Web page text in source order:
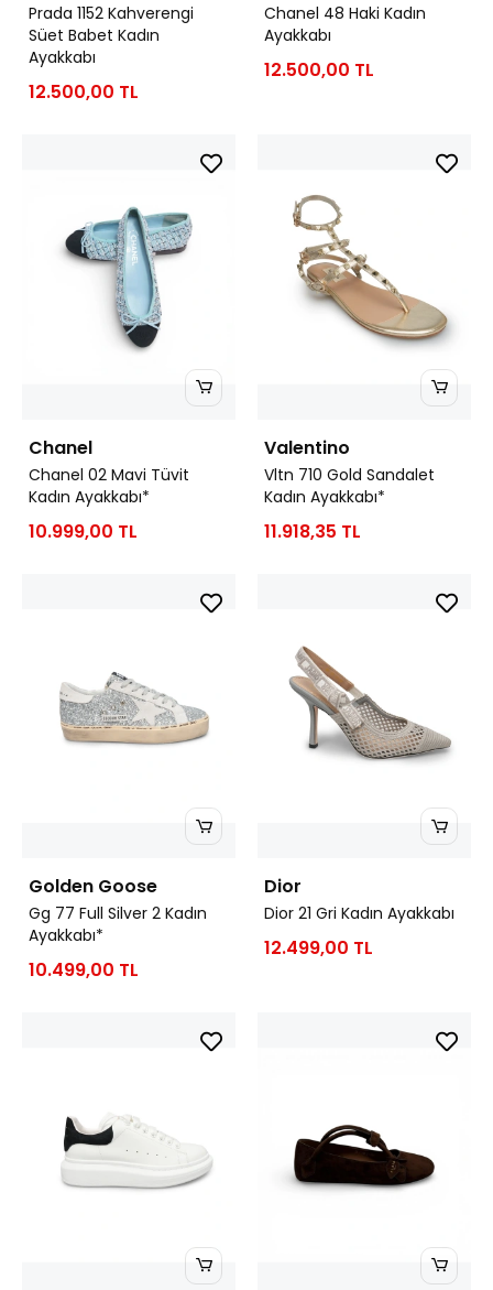
Prada 1152 Kahverengi
Süet Babet Kadın
Ayakkabı
12.500,00 TL
Chanel 48 Haki Kadın
Ayakkabı
12.500,00 TL
Chanel
Chanel 02 Mavi Tüvit
Kadın Ayakkabı*
10.999,00 TL
Valentino
Vltn 710 Gold Sandalet
Kadın Ayakkabı*
11.918,35 TL
Golden Goose
Gg 77 Full Silver 2 Kadın
Ayakkabı*
10.499,00 TL
Dior
Dior 21 Gri Kadın Ayakkabı
12.499,00 TL